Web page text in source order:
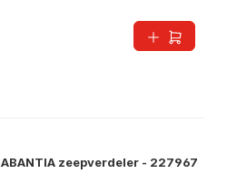
zeepverdeler - 227967